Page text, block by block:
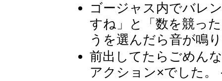
ゴージャス内でバレ
すね」と「数を競っ
うを選んだら音が鳴
前出してたらごめん
アクション×でした